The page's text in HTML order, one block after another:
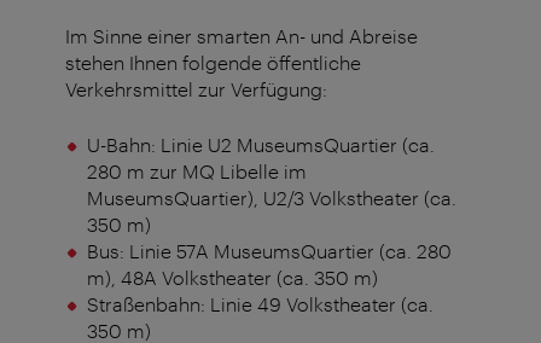
Im Sinne einer smarten An- und Abreise
stehen Ihnen folgende öffentliche
Verkehrsmittel zur Verfügung:
U-Bahn: Linie U2 MuseumsQuartier (ca.
280 m zur MQ Libelle im
MuseumsQuartier), U2/3 Volkstheater (ca.
350 m)
Bus: Linie 57A MuseumsQuartier (ca. 280
m), 48A Volkstheater (ca. 350 m)
Straßenbahn: Linie 49 Volkstheater (ca.
350 m)